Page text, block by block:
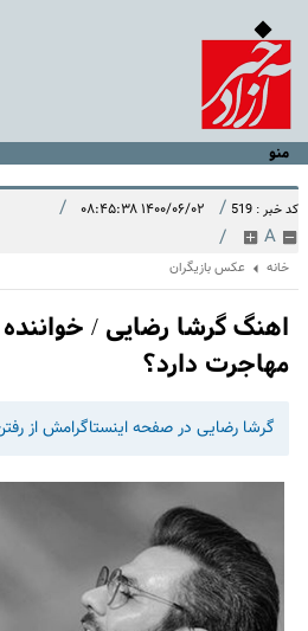
منو
کد خبر : 519 / ۱۴۰۰/۰۶/۰۲ ۰۸:۴۵:۳۸ /
A
/
خانه عکس بازیگران
اهنگ گرشا رضایی /
مهاجرت دارد؟
گرشا رضایی در صفحه اینستاگرامش از